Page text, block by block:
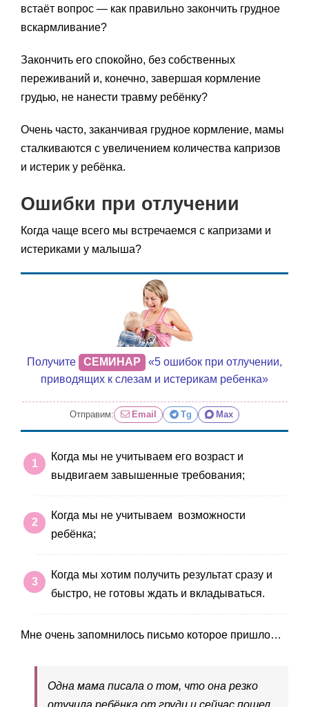
встаёт вопрос — как правильно закончить грудное
вскармливание?
Закончить его спокойно, без собственных
переживаний и, конечно, завершая кормление
грудью, не нанести травму ребёнку?
Очень часто, заканчивая грудное кормление, мамы
сталкиваются с увеличением количества капризов
и истерик у ребёнка.
Ошибки при отлучении
Когда чаще всего мы встречаемся с капризами и
истериками у малыша?
Получите СЕМИНАР
«5 ошибок при отлучении,
приводящих к слезам и истерикам ребенка»
Отправим: Email Tg Max
Когда мы не учитываем его возраст и
выдвигаем завышенные требования;
Когда мы не учитываем возможности
ребёнка;
Когда мы хотим получить результат сразу и
быстро, не готовы ждать и вкладываться.
Мне очень запомнилось письмо которое пришло…
Одна мама писала о том, что она резко
отучила ребёнка от груди и сейчас пошел